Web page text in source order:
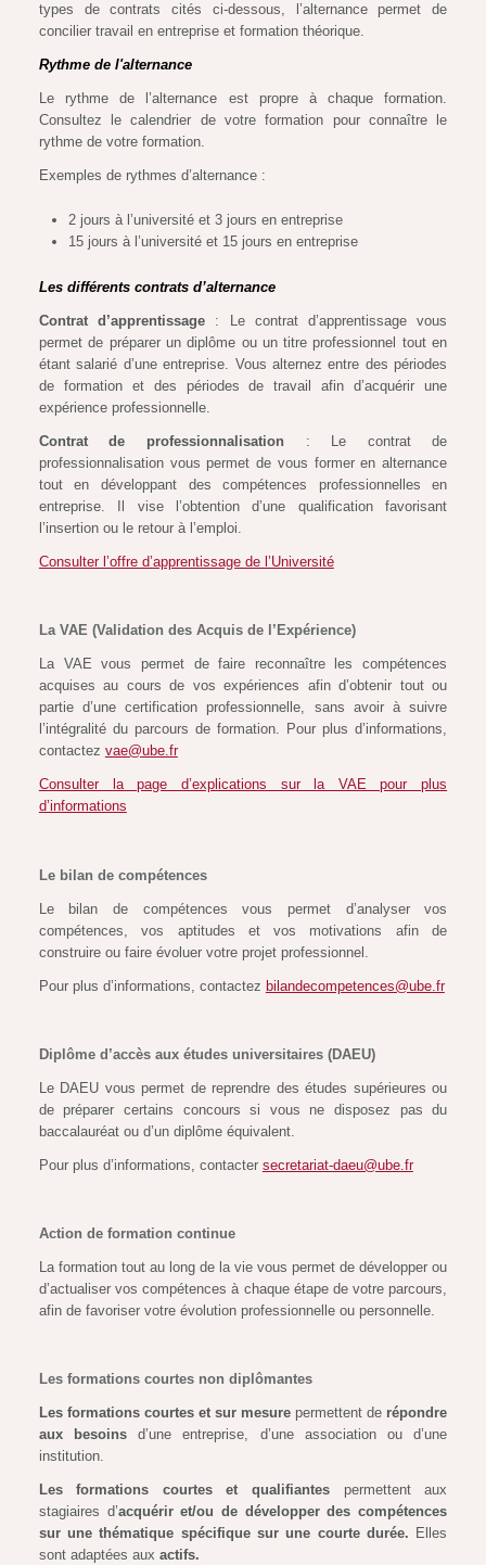
types de contrats cités ci-dessous, l’alternance permet de
concilier travail en entreprise et formation théorique.
Rythme de l'alternance
Le rythme de l’alternance est propre à chaque formation.
Consultez le calendrier de votre formation pour connaître le
rythme de votre formation.
Exemples de rythmes d’alternance :
2 jours à l’université et 3 jours en entreprise
15 jours à l’université et 15 jours en entreprise
Les différents contrats d’alternance
Contrat d’apprentissage : Le contrat d’apprentissage vous
permet de préparer un diplôme ou un titre professionnel tout en
étant salarié d’une entreprise. Vous alternez entre des périodes
de formation et des périodes de travail afin d’acquérir une
expérience professionnelle.
Contrat de professionnalisation: Le contrat de
professionnalisation vous permet de vous former en alternance
tout en développant des compétences professionnelles en
entreprise. Il vise l’obtention d’une qualification favorisant
l’insertion ou le retour à l’emploi.
Consulter l’offre d’apprentissage de l’Université
La VAE (Validation des Acquis de l’Expérience)
La VAE vous permet de faire reconnaître les compétences
acquises au cours de vos expériences afin d’obtenir tout ou
partie d’une certification professionnelle, sans avoir à suivre
l’intégralité du parcours de formation. Pour plus d’informations,
contactez vae@ube.fr
Consulter la page d’explications sur la VAE pour plus
d’informations
Le bilan de compétences
Le bilan de compétences vous permet d’analyser vos
compétences, vos aptitudes et vos motivations afin de
construire ou faire évoluer votre projet professionnel.
Pour plus d’informations, contactez bilandecompetences@ube.fr
Diplôme d’accès aux études universitaires (DAEU)
Le DAEU vous permet de reprendre des études supérieures ou
de préparer certains concours si vous ne disposez pas du
baccalauréat ou d’un diplôme équivalent.
Pour plus d’informations, contacter secretariat-daeu@ube.fr
Action de formation continue
La formation tout au long de la vie vous permet de développer ou
d’actualiser vos compétences à chaque étape de votre parcours,
afin de favoriser votre évolution professionnelle ou personnelle.
Les formations courtes non diplômantes
Les formations courtes et sur mesure permettent de répondre
aux besoins d’une entreprise, d’une association ou d’une
institution.
Les formations courtes et qualifiantes permettent aux
stagiaires d’acquérir et/ou de développer des compétences
sur une thématique spécifique sur une courte durée. Elles
sont adaptées aux actifs.